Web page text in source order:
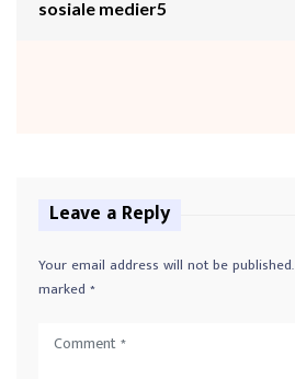
sosiale medier5
Leave a Reply
Your email address will not be published.
marked *